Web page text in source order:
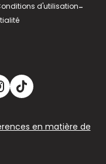
d'utilisation-
en matière de